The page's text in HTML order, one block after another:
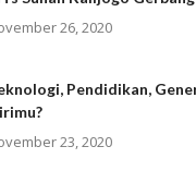
26, 2020
Pendidikan,
23, 2020